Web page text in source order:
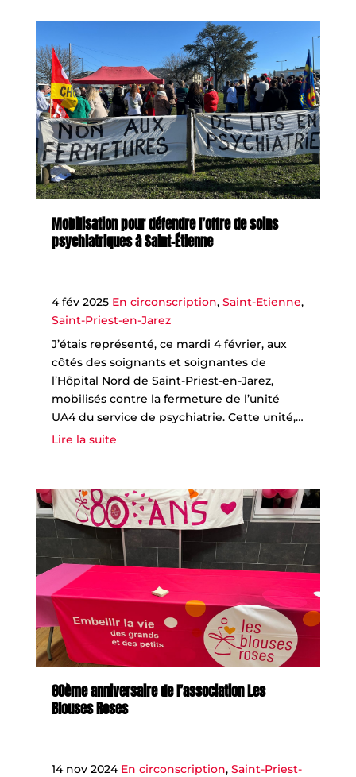
Mobilisation pour défendre l’offre de soins
psychiatriques à Saint-Étienne
4 fév 2025 En circonscription, Saint-Etienne,
Saint-Priest-en-Jarez
J’étais représenté, ce mardi 4 février, aux
côtés des soignants et soignantes de
l’Hôpital Nord de Saint-Priest-en-Jarez,
mobilisés contre la fermeture de l’unité
UA4 du service de psychiatrie. Cette unité,…
Lire la suite
80ème anniversaire de l’association Les
Blouses Roses
14 nov 2024 En circonscription, Saint-Priest-